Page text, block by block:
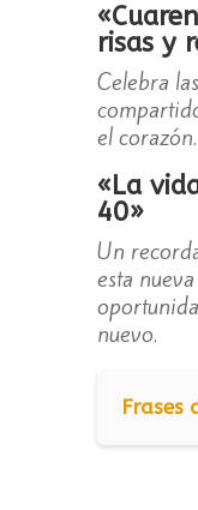
risas y
Celebra
el corazón.
«La
40»
Un
esta
nuevo.
Frases